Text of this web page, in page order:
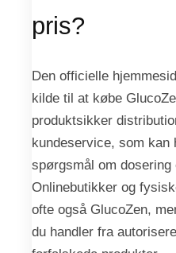
pris?
Den officielle
kilde til at købe
produktsikker
kundeservice, som
spørgsmål om dosering
Onlinebutikker og
ofte også GlucoZen,
du handler fra